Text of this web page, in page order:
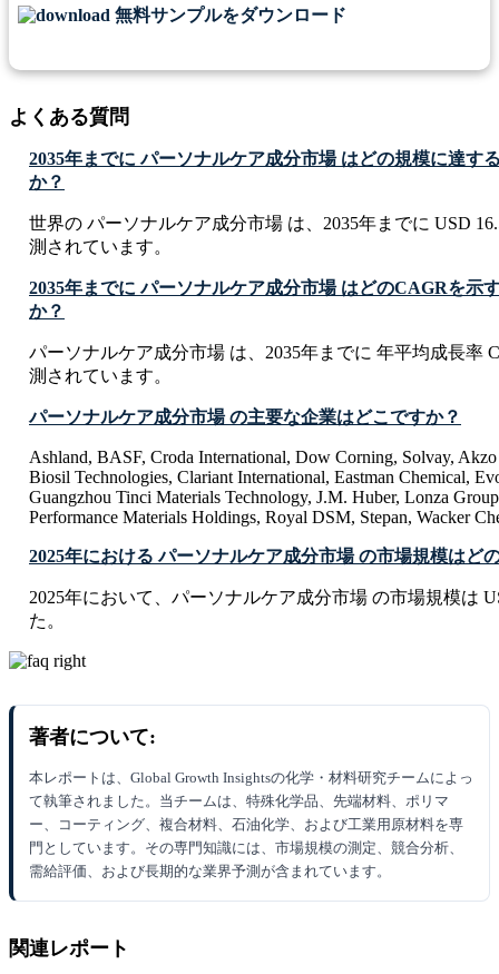
無料サンプルをダウンロード
よくある質問
2035年までに パーソナルケア成分市場 はどの規模に達す
か？
世界の パーソナルケア成分市場 は、2035年までに USD
測されています。
2035年までに パーソナルケア成分市場 はどのCAGRを示
か？
パーソナルケア成分市場 は、2035年までに 年平均成長率
測されています。
パーソナルケア成分市場 の主要な企業はどこですか？
Ashland, BASF, Croda International, Dow Corning, Solvay,
Biosil Technologies, Clariant International, Eastman Chemical,
Guangzhou Tinci Materials Technology, J.M. Huber, Lonza
Performance Materials Holdings, Royal DSM, Stepan, Wacker
2025年における パーソナルケア成分市場 の市場規模はど
2025年において、パーソナルケア成分市場 の市場規模は
た。
著者について:
本レポートは、Global Growth Insightsの化学・材料研究チームによっ
て執筆されました。当チームは、特殊化学品、先端材料、ポリマ
ー、コーティング、複合材料、石油化学、および工業用原材料を専
門としています。その専門知識には、市場規模の測定、競合分析、
需給評価、および長期的な業界予測が含まれています。
関連レポート